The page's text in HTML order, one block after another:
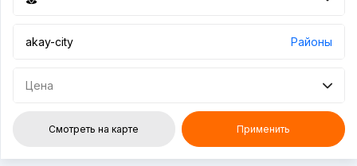
Районы
Цена
Смотреть на карте Применить